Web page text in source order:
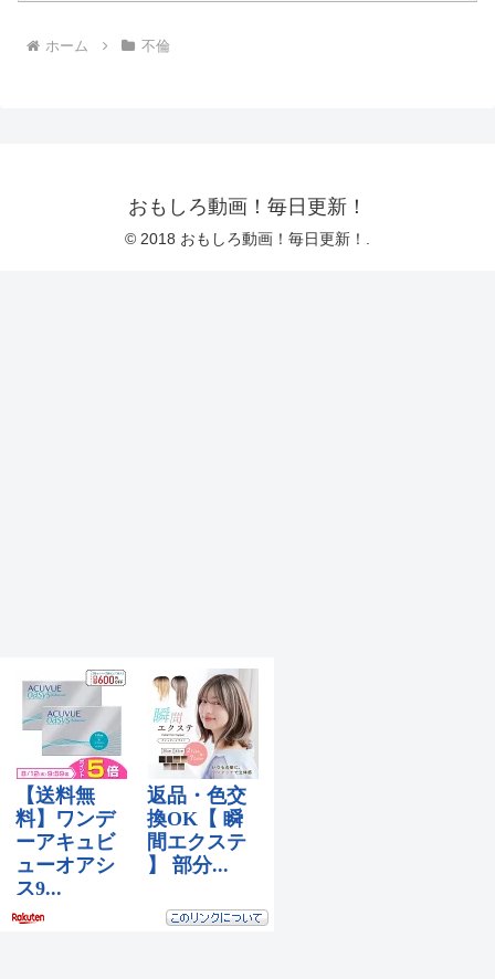
ホーム 不倫
おもしろ動画！毎日更新！
© 2018 おもしろ動画！毎日更新！.